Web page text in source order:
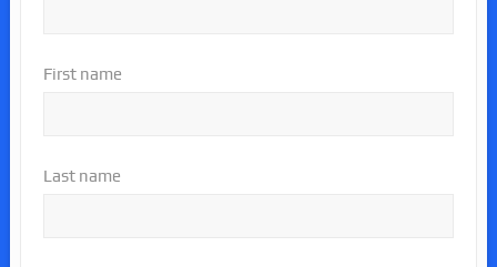
First name
Last name